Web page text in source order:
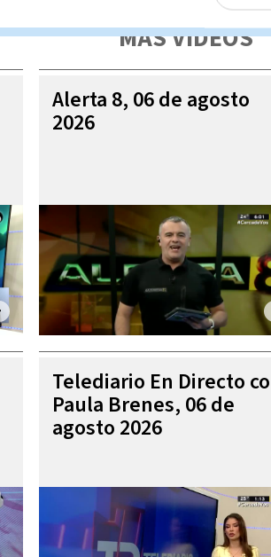
MÁS VIDEOS
Alerta 8, 06 de agosto
2026
Telediario En Directo
Paula Brenes, 06 de
agosto 2026